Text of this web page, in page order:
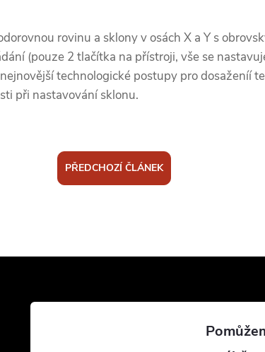
rovinu a sklony v osách X a Y s
(pouze 2 tlačítka na přístroji, vše se
technologické postupy pro dosaženíí
při nastavování sklonu.
PŘEDCHOZÍ ČLÁNEK